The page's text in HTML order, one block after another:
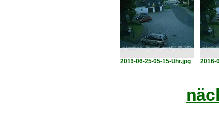
2016-06-25-05-15-Uhr.jpg 2016-